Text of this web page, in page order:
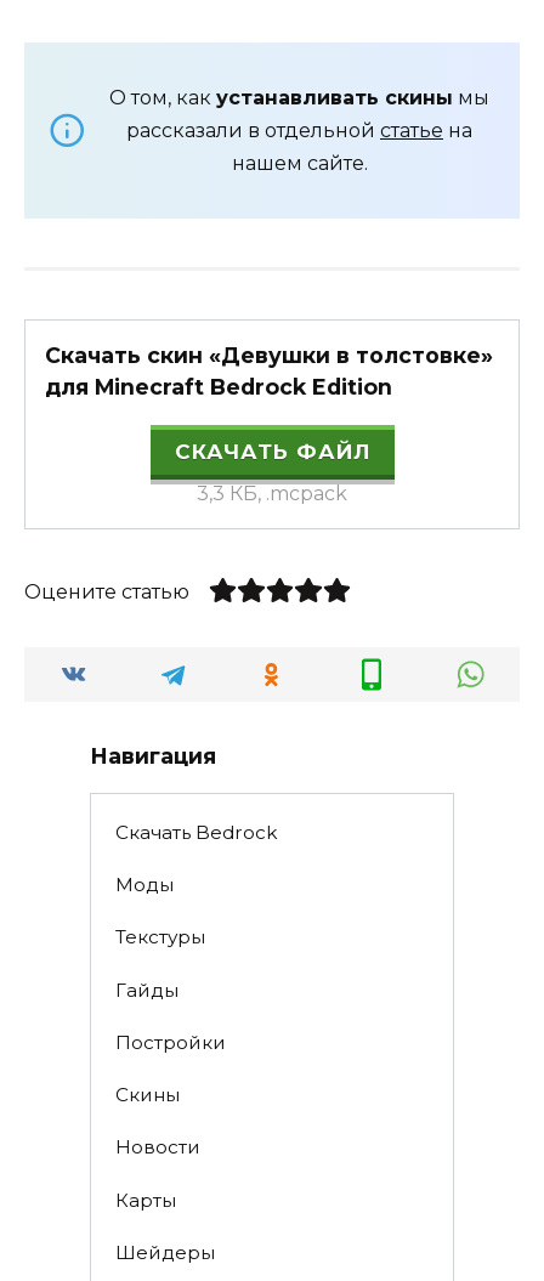
О том, как устанавливать скины мы
рассказали в отдельной статье на
нашем сайте.
Скачать скин «Девушки в толстовке»
для Minecraft Bedrock Edition
СКАЧАТЬ ФАЙЛ
3,3 КБ, .mcpack
Оцените статью
Навигация
Скачать Bedrock
Моды
Текстуры
Гайды
Постройки
Скины
Новости
Карты
Шейдеры